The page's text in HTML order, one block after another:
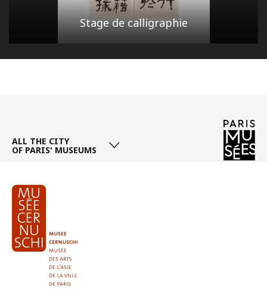
Stage de calligraphie
ALL THE CITY
OF PARIS' MUSEUMS